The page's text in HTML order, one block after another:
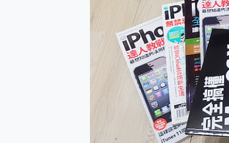
Locawhere
小體積
97.3% 恢復率，
磁碟系統大風吹
全新 SONY
Xiaomi 14 Ultra
vivo TWS 3e 真
MSI Claw 掌機專
人像旗艦 vivo
多個願望一次滿
一吸完美對位 擁